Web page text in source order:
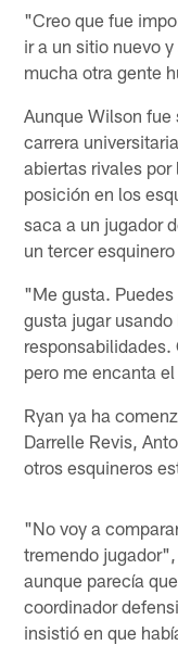
"Creo que fue
ir a un sitio nuevo
mucha otra gente
Aunque Wilson fue
carrera
abiertas rivales
posición en los
saca a un jugador
un tercer
"Me gusta.
gusta jugar
responsabilidades.
pero me encanta
Ryan ya ha
Darrelle Revis,
otros esquineros
"No voy a
tremendo
aunque parecía
coordinador
insistió en que